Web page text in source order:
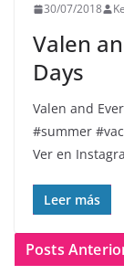
30/07/2018
Valen
Days️
Valen and
#summer
Ver en
Leer más
Posts